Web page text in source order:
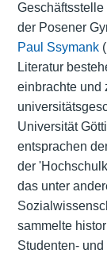
der Posener
Paul Ssymank
Literatur
einbrachte und
Universität
entsprachen
der
das unter
sammelte
Studenten-